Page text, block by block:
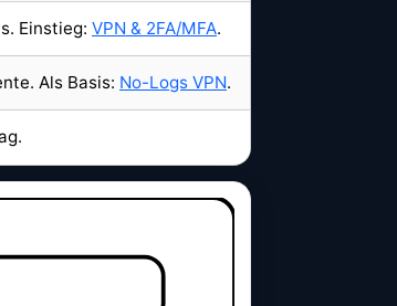
Einstieg: VPN & 2FA/MFA.
Als Basis: No-Logs VPN.